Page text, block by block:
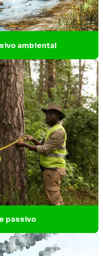
em Contagem
da flora
sólidos
industriais
sólidos
ambiental
ambiental
passivo